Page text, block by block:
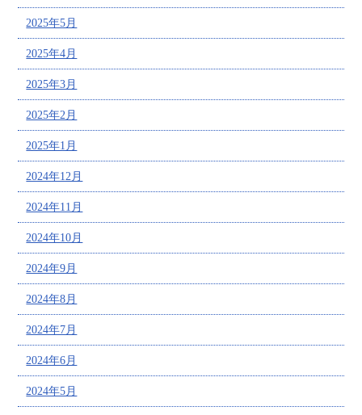
2025年5月
2025年4月
2025年3月
2025年2月
2025年1月
2024年12月
2024年11月
2024年10月
2024年9月
2024年8月
2024年7月
2024年6月
2024年5月